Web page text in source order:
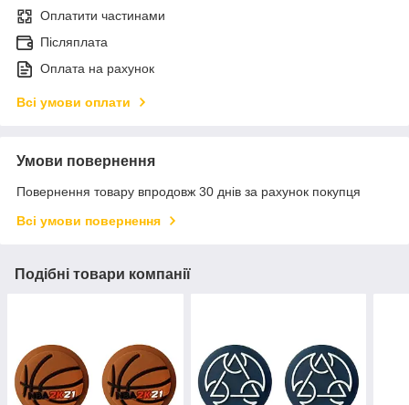
Оплатити частинами
Післяплата
Оплата на рахунок
Всі умови оплати
Умови повернення
Повернення товару впродовж 30 днів за рахунок покупця
Всі умови повернення
Подібні товари компанії